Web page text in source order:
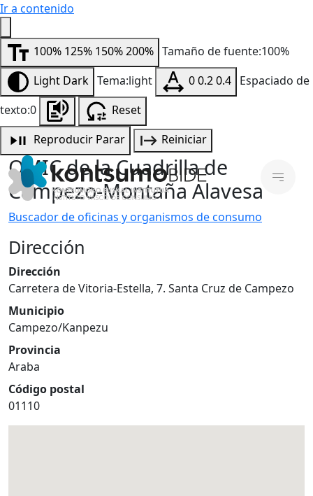
Ir a contenido
100% 125% 150%200% Tamaño de fuente:100%
Light Dark Tema:light 00.20.4 Espaciado de
texto:0
Reset
Reproducir Parar Reiniciar
OMIC de la Cuadrilla de
Campezo-Montaña Alavesa
Buscador de oficinas y organismos de consumo
Dirección
Dirección
Carretera de Vitoria-Estella, 7. Santa Cruz de Campezo
Municipio
Campezo/Kanpezu
Provincia
Araba
Código postal
01110